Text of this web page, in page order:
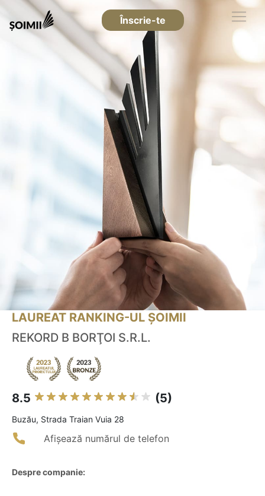
Înscrie-te
LAUREAT RANKING-UL ȘOIMII
REKORD B BORŢOI S.R.L.
8.5 (5)
Buzău, Strada Traian Vuia 28
Afișează numărul de telefon
Despre companie: